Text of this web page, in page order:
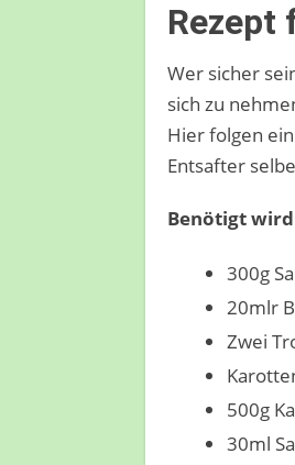
Rezept
Wer sicher
sich zu
Hier folgen
Entsafter
Benötigt
300g
20mlr
Zwei
500g
30ml